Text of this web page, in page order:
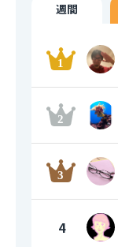
週間
4